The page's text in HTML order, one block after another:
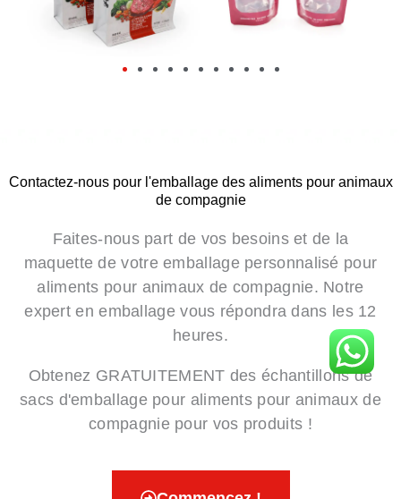
Contactez-nous pour l'emballage des aliments pour animaux
de compagnie
Faites-nous part de vos besoins et de la
maquette de votre emballage personnalisé pour
aliments pour animaux de compagnie. Notre
expert en emballage vous répondra dans les 12
heures.
Obtenez GRATUITEMENT des échantillons de
sacs d'emballage pour aliments pour animaux de
compagnie pour vos produits !